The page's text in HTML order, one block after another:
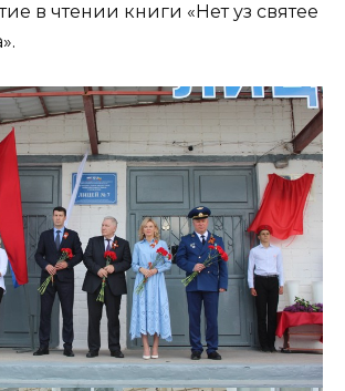
в чтении книги «Нет уз святее